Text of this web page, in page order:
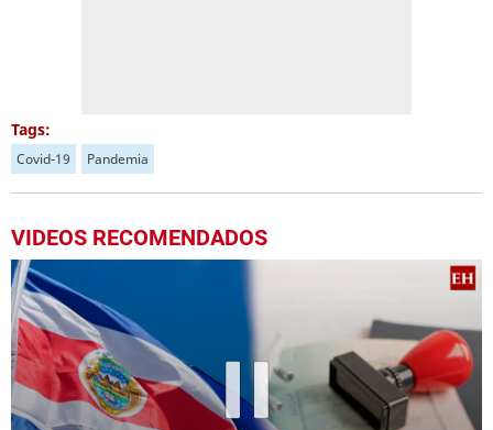
Tags:
Covid-19 Pandemia
VIDEOS RECOMENDADOS